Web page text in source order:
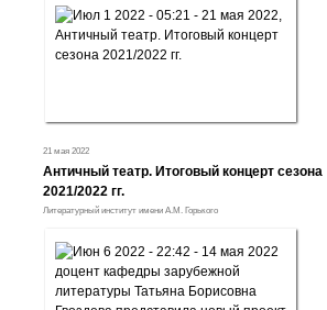
21 мая 2022
Античный театр. Итоговый концерт сезона
2021/2022 гг.
Литературный институт имени А.М. Горького